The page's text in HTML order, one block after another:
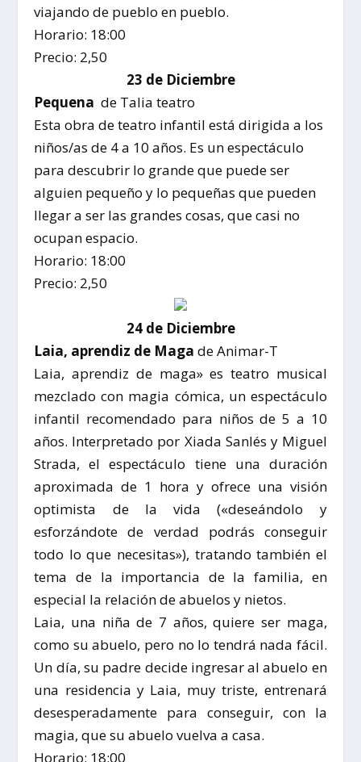
viajando de pueblo en pueblo.
Horario: 18:00
Precio: 2,50
23 de Diciembre
Pequena de Talia teatro
Esta obra de teatro infantil está dirigida a los
niños/as de 4 a 10 años. Es un espectáculo
para descubrir lo grande que puede ser
alguien pequeño y lo pequeñas que pueden
llegar a ser las grandes cosas, que casi no
ocupan espacio.
Horario: 18:00
Precio: 2,50
24 de Diciembre
Laia, aprendiz de Magade Animar-T
Laia, aprendiz de maga» es teatro musical
mezclado con magia cómica, un espectáculo
infantil recomendado para niños de 5 a 10
años. Interpretado por Xiada Sanlés y Miguel
Strada, el espectáculo tiene una duración
aproximada de 1 hora y ofrece una visión
optimista de la vida («deseándolo y
esforzándote de verdad podrás conseguir
todo lo que necesitas»), tratando también el
tema de la importancia de la familia, en
especial la relación de abuelos y nietos.
Laia, una niña de 7 años, quiere ser maga,
como su abuelo, pero no lo tendrá nada fácil.
Un día, su padre decide ingresar al abuelo en
una residencia y Laia, muy triste, entrenará
desesperadamente para conseguir, con la
magia, que su abuelo vuelva a casa.
Horario: 18:00